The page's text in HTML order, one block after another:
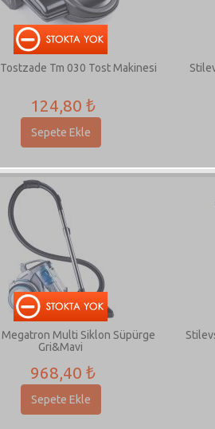
Tm 030 Tost Makinesi
124,80 ₺
Sepete Ekle
Multi Siklon Süpürge
Gri&Mavi
968,40 ₺
Sepete Ekle